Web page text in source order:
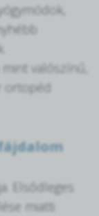
valószínű,
ortopéd
Elsődleges
miatti